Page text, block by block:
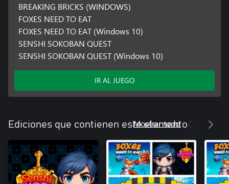
BREAKING BRICKS (WINDOWS)
FOXES NEED TO EAT
FOXES NEED TO EAT (Windows 10)
SENSHI SOKOBAN QUEST
SENSHI SOKOBAN QUEST (Windows 10)
IR AL JUEGO
Ediciones que contienen este elemento
Mostrar todo